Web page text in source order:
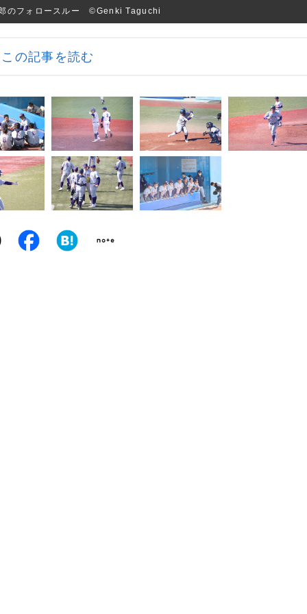
郎のフォロースルー ©Genki Taguchi
この記事を読む